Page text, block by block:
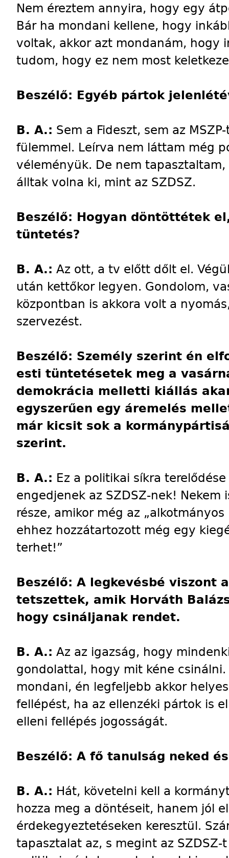
Nem éreztem annyira, hogy egy
Bár ha mondani kellene, hogy
voltak, akkor azt mondanám, hogy
tudom, hogy ez nem most
Beszélő: Egyéb pártok
B. A.: Sem a Fideszt, sem az
fülemmel. Leírva nem láttam még
véleményük. De nem
álltak volna ki, mint az SZDSZ.
Beszélő: Hogyan döntöttétek
tüntetés?
B. A.: Az ott, a tv előtt dőlt el.
után kettőkor legyen. Gondolom,
központban is akkora volt a
szervezést.
Beszélő: Személy szerint én
esti tüntetésetek meg a
demokrácia melletti kiállás
egyszerűen egy áremelés
már kicsit sok a
szerint.
B. A.: Ez a politikai síkra
engedjenek az SZDSZ-nek!
része, amikor még az
ehhez hozzátartozott még egy
terhet!”
Beszélő: A legkevésbé viszont
tetszettek, amik Horváth
hogy csináljanak rendet.
B. A.: Az az igazság, hogy
gondolattal, hogy mit kéne
mondani, én legfeljebb akkor
fellépést, ha az ellenzéki pártok is
elleni fellépés jogosságát.
Beszélő: A fő tanulság neked
B. A.: Hát, követelni kell a
hozza meg a döntéseit, hanem jól
érdekegyeztetéseken keresztül.
tapasztalat az, s megint az